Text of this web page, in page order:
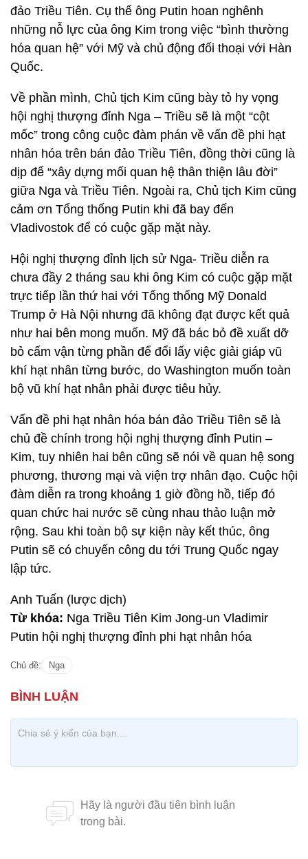
đảo Triều Tiên. Cụ thể ông Putin hoan nghênh
những nỗ lực của ông Kim trong việc “bình thường
hóa quan hệ” với Mỹ và chủ động đối thoại với Hàn
Quốc.
Về phần mình, Chủ tịch Kim cũng bày tỏ hy vọng
hội nghị thượng đỉnh Nga – Triều sẽ là một “cột
mốc” trong công cuộc đàm phán về vấn đề phi hạt
nhân hóa trên bán đảo Triều Tiên, đồng thời cũng là
dịp để “xây dựng mối quan hệ thân thiện lâu đời”
giữa Nga và Triều Tiên. Ngoài ra, Chủ tịch Kim cũng
cảm ơn Tổng thống Putin khi đã bay đến
Vladivostok để có cuộc gặp mặt này.
Hội nghị thượng đỉnh lịch sử Nga- Triều diễn ra
chưa đầy 2 tháng sau khi ông Kim có cuộc gặp mặt
trực tiếp lần thứ hai với Tổng thống Mỹ Donald
Trump ở Hà Nội nhưng đã không đạt được kết quả
như hai bên mong muốn. Mỹ đã bác bỏ đề xuất dỡ
bỏ cấm vận từng phần để đổi lấy việc giải giáp vũ
khí hạt nhân từng bước, do Washington muốn toàn
bộ vũ khí hạt nhân phải được tiêu hủy.
Vấn đề phi hạt nhân hóa bán đảo Triều Tiên sẽ là
chủ đề chính trong hội nghị thượng đỉnh Putin –
Kim, tuy nhiên hai bên cũng sẽ nói về quan hệ song
phương, thương mại và viện trợ nhân đạo. Cuộc hội
đàm diễn ra trong khoảng 1 giờ đồng hồ, tiếp đó
quan chức hai nước sẽ cùng nhau thảo luận mở
rộng. Sau khi toàn bộ sự kiện này kết thúc, ông
Putin sẽ có chuyến công du tới Trung Quốc ngay
lập tức.
Anh Tuấn (lược dịch)
Từ khóa: Nga Triều Tiên Kim Jong-un Vladimir
Putin hội nghị thượng đỉnh phi hạt nhân hóa
Chủ đề: Nga